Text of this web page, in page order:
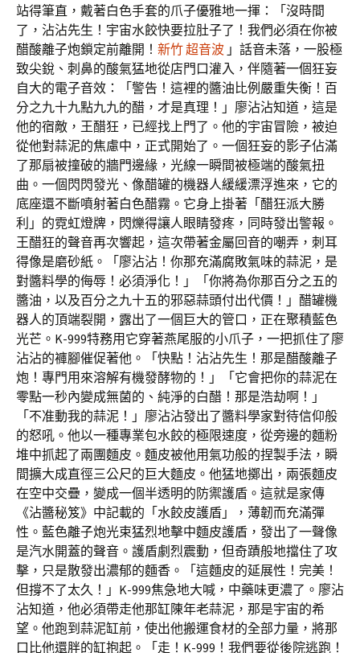
站得筆直，戴著白色手套的爪子優雅地一揮：「沒時間
了，沾沾先生！宇宙水餃快要拉肚子了！我們必須在你被
醋酸離子炮鎖定前離開！ 新竹 超音波 」話音未落，一股極
致尖銳、刺鼻的酸氣猛地從店門口灌入，伴隨著一個狂妄
自大的電子音效：「警告！這裡的醬油比例嚴重失衡！百
分之九十九點九九的醋，才是真理！」廖沾沾知道，這是
他的宿敵，王醋狂，已經找上門了。他的宇宙冒險，被迫
從他對蒜泥的焦慮中，正式開始了。一個狂妄的影子佔滿
了那扇被撞破的牆門邊緣，光線一瞬間被極端的酸氣扭
曲。一個閃閃發光、像醋罐的機器人緩緩漂浮進來，它的
底座還不斷噴射著白色醋霧。它身上掛著「醋狂派大勝
利」的霓虹燈牌，閃爍得讓人眼睛發疼，同時發出警報。
王醋狂的聲音再次響起，這次帶著金屬回音的嘲弄，刺耳
得像是磨砂紙。「廖沾沾！你那充滿腐敗氣味的蒜泥，是
對醬料學的侮辱！必須淨化！」「你將為你那百分之五的
醬油，以及百分之九十五的邪惡蒜頭付出代價！」醋罐機
器人的頂端裂開，露出了一個巨大的管口，正在聚積藍色
光芒。K-999特務用它穿著燕尾服的小爪子，一把抓住了廖
沾沾的褲腳催促著他。「快點！沾沾先生！那是醋酸離子
炮！專門用來溶解有機發酵物的！」「它會把你的蒜泥在
零點一秒內變成無菌的、純淨的白醋！那是浩劫啊！」
「不准動我的蒜泥！」廖沾沾發出了醬料學家對待信仰般
的怒吼。他以一種專業包水餃的極限速度，從旁邊的麵粉
堆中抓起了兩團麵皮。麵皮被他用氣功般的捏製手法，瞬
間擴大成直徑三公尺的巨大麵皮。他猛地擲出，兩張麵皮
在空中交疊，變成一個半透明的防禦護盾。這就是家傳
《沾醬秘笈》中記載的「水餃皮護盾」，薄韌而充滿彈
性。藍色離子炮光束猛烈地擊中麵皮護盾，發出了一聲像
是汽水開蓋的聲音。護盾劇烈震動，但奇蹟般地擋住了攻
擊，只是散發出濃郁的麵香。「這麵皮的延展性！完美！
但撐不了太久！」K-999焦急地大喊，中藥味更濃了。廖沾
沾知道，他必須帶走他那缸陳年老蒜泥，那是宇宙的希
望。他跑到蒜泥缸前，使出他搬運食材的全部力量，將那
口比他還胖的缸抱起。「走！K-999！我們要從後院逃跑！